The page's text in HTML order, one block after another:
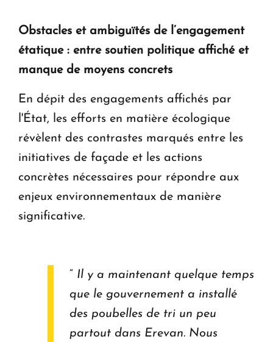
Obstacles et ambiguïtés de l’engagement
étatique : entre soutien politique affiché et
manque de moyens concrets
En dépit des engagements affichés par
l'État, les efforts en matière écologique
révèlent des contrastes marqués entre les
initiatives de façade et les actions
concrètes nécessaires pour répondre aux
enjeux environnementaux de manière
significative.
“ Il y a maintenant quelque temps
que le gouvernement a installé
des poubelles de tri un peu
partout dans Erevan. Nous